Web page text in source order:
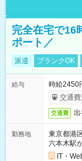
完全在宅で16
ポート／
派遣 ブランクOK
給与
時給2450
交通費
交通費
勤務地
東京都港
六本木駅
IT・